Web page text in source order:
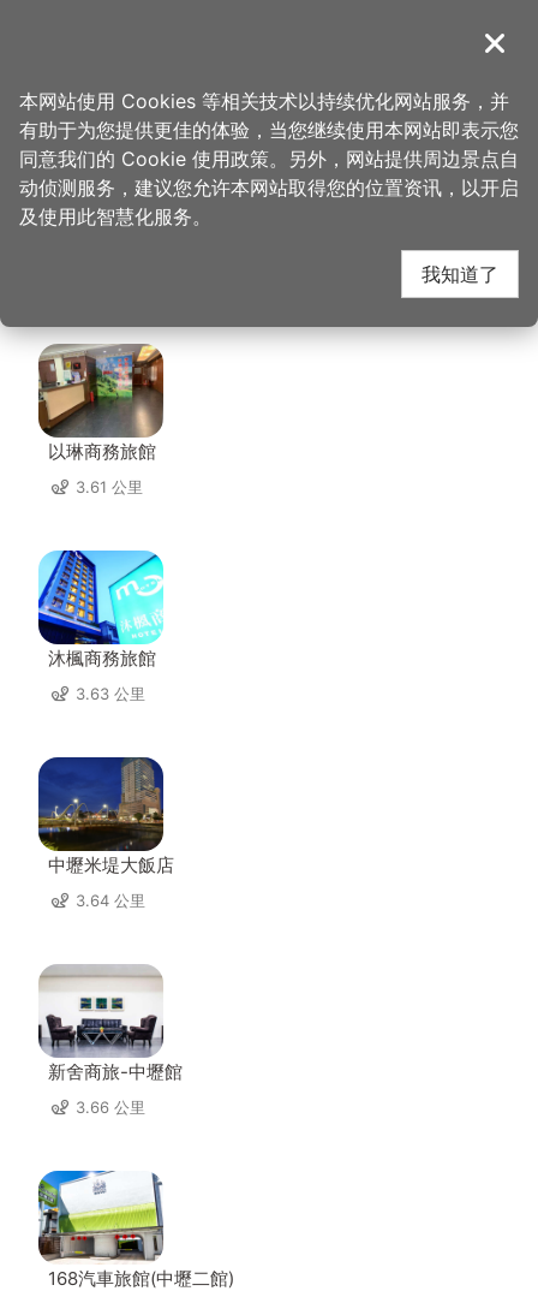
導覽
首页 > 想去的地方 > 美食、购物 > 金车咖啡文教馆
金车咖啡文教馆 周边住
宿
以琳商務旅館
3.61 公里
沐楓商務旅館
3.63 公里
中壢米堤大飯店
3.64 公里
新舍商旅-中壢館
3.66 公里
168汽車旅館(中壢二館)
关闭
本网站使用 Cookies 等相关技术以持续优化网站服务，并
有助于为您提供更佳的体验，当您继续使用本网站即表示您
同意我们的 Cookie 使用政策。另外，网站提供周边景点自
动侦测服务，建议您允许本网站取得您的位置资讯，以开启
及使用此智慧化服务。
我知道了